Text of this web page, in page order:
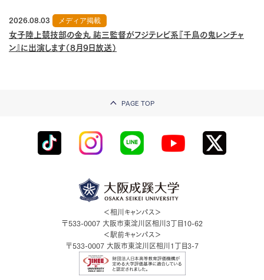
2026.08.03
メディア掲載
女子陸上競技部の金丸 祐三監督がフジテレビ系『千鳥の鬼レンチャ
ン』に出演します（8月9日放送）
PAGE TOP
＜相川キャンパス＞
〒533-0007 大阪市東淀川区相川3丁目10-62
＜駅前キャンパス＞
〒533-0007 大阪市東淀川区相川1丁目3-7